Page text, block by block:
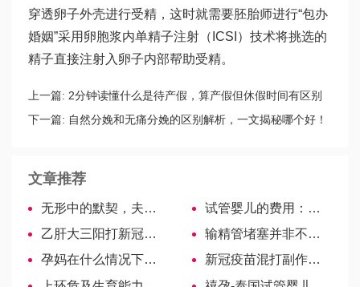
穿透卵子外壳进行受精，这时就需要胚胎师进行“包办
婚姻”采用卵胞浆内单精子注射（ICSI）技术将挑选的
精子直接注射入卵子内部帮助受精。
上一篇: 2分钟读懂什么是待产假，算产假但休假时间有区别
下一篇: 自然分娩和无痛分娩的区别解析，一文揭秘哪个好！
文章推荐
无形中的默契，夫妻冷战分别出门买回相同菜
试管婴儿的费用：做第三代试管婴儿一次大概需要多少钱！
乙肝大三阳打新冠疫苗的后果剖析，能否接种一文告诉你
输精管堵塞并非不能治愈！手术成功率没你想象中低
孕妈在什么情况下会被遣返？
新冠疫苗混打副作用剖析，是否会影响免疫效果已有定论